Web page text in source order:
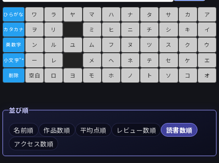
ひらがな
カタカナ
英数字
小文字"°
削除
ワ
ヲ
ン
ー
空白
ラ
リ
ル
レ
ロ
ヤ
ユ
ヨ
マ
ミ
ム
メ
モ
ハ
ヒ
フ
ヘ
ホ
ナ
ニ
ヌ
ネ
ノ
タ
チ
ツ
テ
ト
サ
シ
ス
セ
ソ
カ
キ
ク
ケ
コ
ア
イ
ウ
エ
オ
並び順
名前順 作品数順 平均点順 レビュー数順
読書数順
アクセス数順